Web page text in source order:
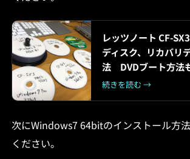
レッツノート CF-
ディスク、リカバリ
法 DVDブート方法
続きを読む →
次にWindows7 64bitのインストール方
ください。